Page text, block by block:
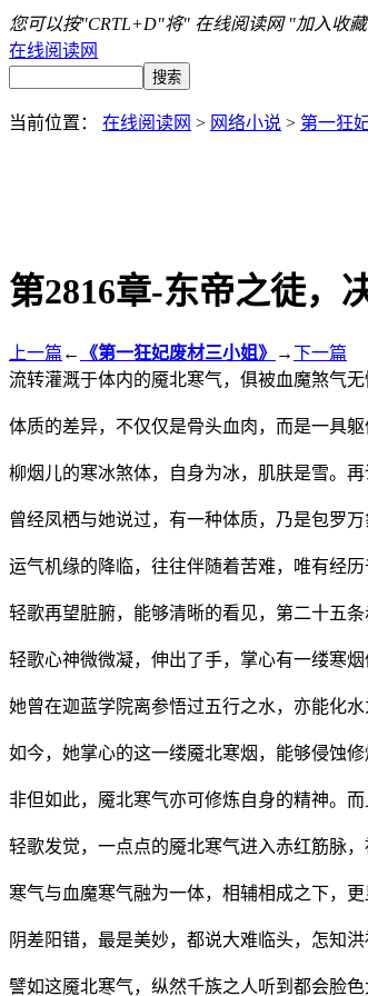
您可以按"CRTL+D"将" 在线阅读网 "加入收藏
在线阅读网
当前位置： 在线阅读网 > 网络小说 > 第一狂
第2816章-东帝之徒，
上一篇 ← 《第一狂妃废材三小姐》 →下一篇
流转灌溉于体内的魇北寒气，俱被血魔煞气无
体质的差异，不仅仅是骨头血肉，而是一具躯
柳烟儿的寒冰煞体，自身为冰，肌肤是雪。
曾经凤栖与她说过，有一种体质，乃是包罗
运气机缘的降临，往往伴随着苦难，唯有经历
轻歌再望脏腑，能够清晰的看见，第二十五
轻歌心神微微凝，伸出了手，掌心有一缕寒烟
她曾在迦蓝学院离参悟过五行之水，亦能化
如今，她掌心的这一缕魇北寒烟，能够侵蚀修
非但如此，魇北寒气亦可修炼自身的精神。而
轻歌发觉，一点点的魇北寒气进入赤红筋脉
寒气与血魔寒气融为一体，相辅相成之下，更
阴差阳错，最是美妙，都说大难临头，怎知洪
譬如这魇北寒气，纵然千族之人听到都会脸